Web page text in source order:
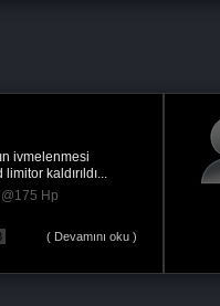
Beklediğimden de iyi sonuç aldım
tesekkur ederim ayrıca ilgi ve
Volkswagen Touareg 2.5 TDi R5 -
09.11.2020